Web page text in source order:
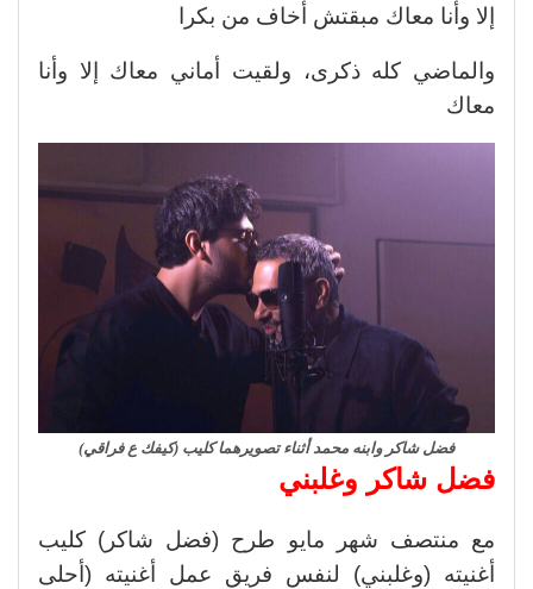
إلا وأنا معاك مبقتش أخاف من بكرا
والماضي كله ذكرى، ولقيت أماني معاك إلا وأنا
معاك
فضل شاكر وابنه محمد أثناء تصويرهما كليب (كيفك ع فراقي)
فضل شاكر وغلبني
مع منتصف شهر مايو طرح (فضل شاكر) كليب
أغنيته (وغلبني) لنفس فريق عمل أغنيته (أحلى